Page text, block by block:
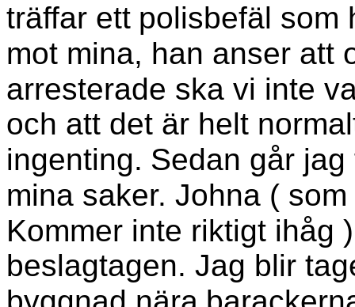
träffar ett polisbefäl som
mot mina, han anser att
arresterade ska vi inte
och att det är helt
ingenting. Sedan går
mina saker. Johna ( som
Kommer inte riktigt ihåg
beslagtagen. Jag blir